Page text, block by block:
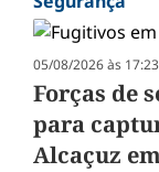
05/08/2026 às 17:23
Forças de
para
Alcaçuz